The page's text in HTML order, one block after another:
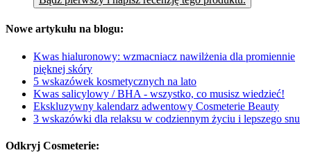
Nowe artykułu na blogu:
Kwas hialuronowy: wzmacniacz nawilżenia dla promiennie
pięknej skóry
5 wskazówek kosmetycznych na lato
Kwas salicylowy / BHA - wszystko, co musisz wiedzieć!
Ekskluzywny kalendarz adwentowy Cosmeterie Beauty
3 wskazówki dla relaksu w codziennym życiu i lepszego snu
Odkryj Cosmeterie: